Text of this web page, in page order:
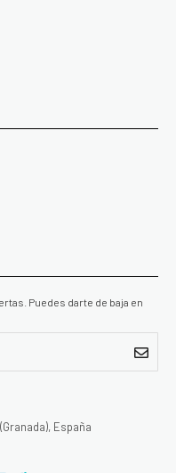
Puedes darte de baja en
España